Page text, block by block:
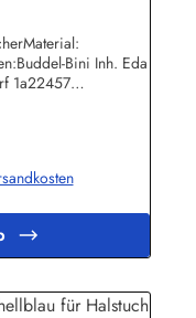
Bini Inh. Eda
1a22457